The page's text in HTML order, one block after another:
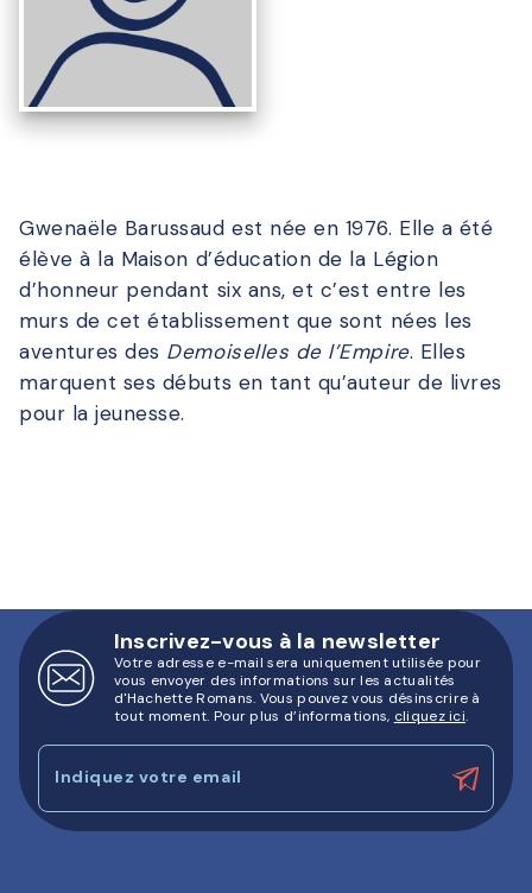
Gwenaële Barussaud est née en 1976. Elle a été
élève à la Maison d’éducation de la Légion
d’honneur pendant six ans, et c’est entre les
murs de cet établissement que sont nées les
aventures des Demoiselles de l’Empire. Elles
marquent ses débuts en tant qu’auteur de livres
pour la jeunesse.
Inscrivez-vous à la newsletter
Votre adresse e-mail sera uniquement utilisée pour
vous envoyer des informations sur les actualités
d'Hachette Romans. Vous pouvez vous désinscrire à
tout moment. Pour plus d’informations, cliquez ici.
Indiquez votre email